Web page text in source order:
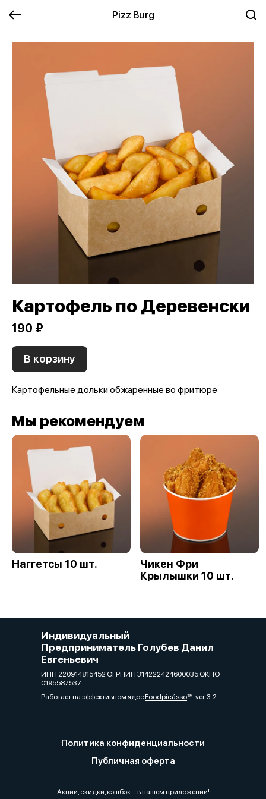
Pizz Burg
Картофель по Деревенски
190 ₽
В корзину
Картофельные дольки обжаренные во фритюре
Мы рекомендуем
Наггетсы 10 шт.
Чикен Фри
Крылышки 10 шт.
Индивидуальный
Предприниматель Голубев Данил
Евгеньевич
ИНН 220914815452 ОГРНИП 314222424600035 ОКПО
0195587537
Работает на эффективном ядреFoodpicássover. 3.2
Политика конфиденциальности
Публичная оферта
Акции, скидки, кэшбэк − в нашем приложении!